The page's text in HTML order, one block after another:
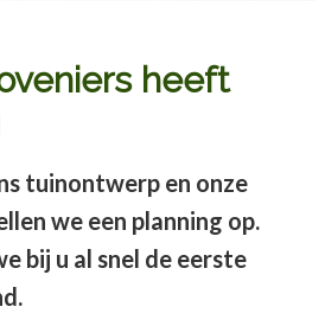
heeft
tuinontwerp en onze
we een planning op.
bij u al snel de eerste